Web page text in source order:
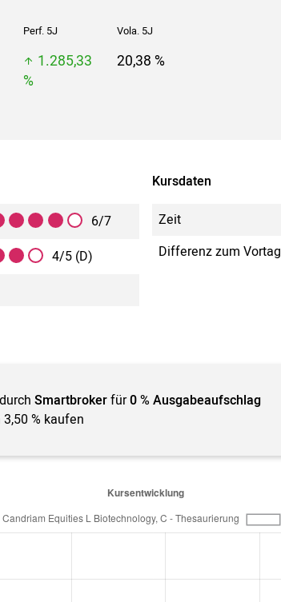
Perf. 5J Vola. 5J
1.285,33
%
20,38 %
6/7
4/5 (D)
Kursdaten
Zeit
Differenz zum Vortag
Smartbrokerfür0 % Ausgabeaufschlag
% kaufen